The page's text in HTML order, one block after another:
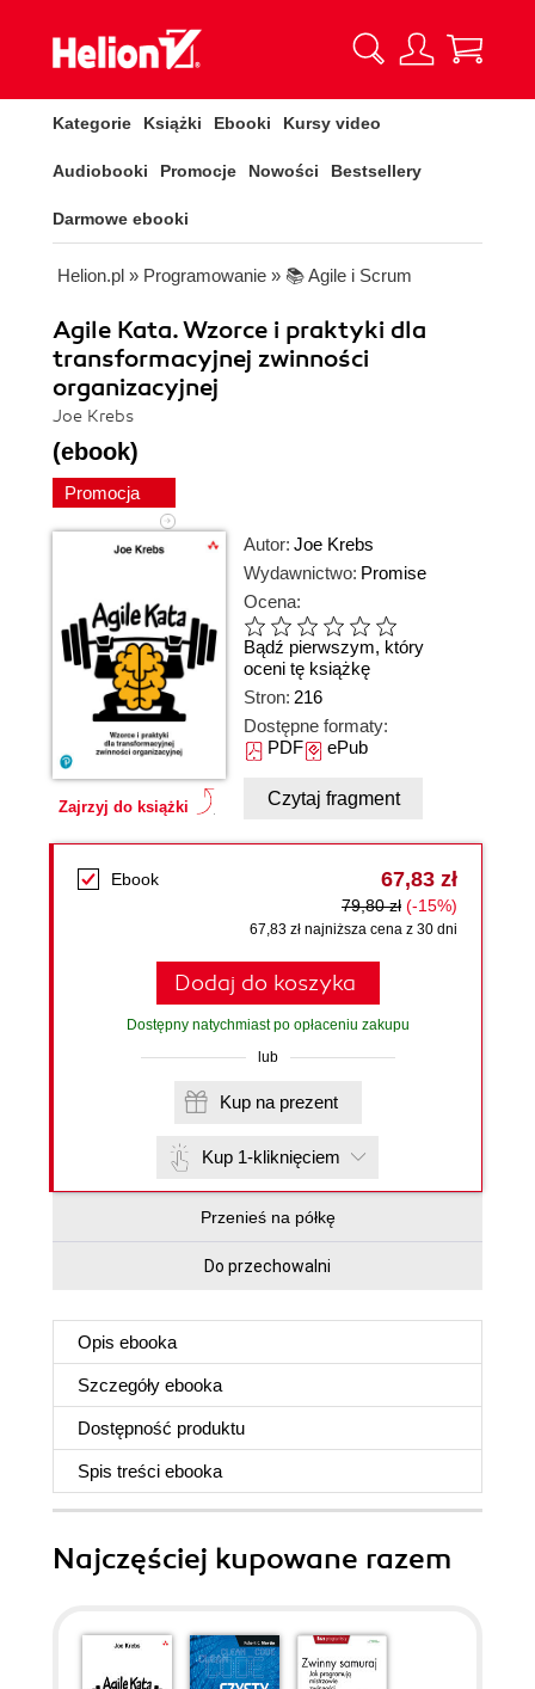
Kategorie Książki Ebooki Kursy video
Audiobooki Promocje Nowości Bestsellery
Darmowe ebooki
Helion.pl » Programowanie » 📚 Agile i Scrum
Agile Kata. Wzorce i praktyki dla
transformacyjnej zwinności
organizacyjnej
Joe Krebs
(ebook)
Promocja
Zajrzyj do książki
Autor: Joe Krebs
Wydawnictwo: Promise
Ocena:
Bądź pierwszym, który
oceni tę książkę
Stron: 216
Dostępne formaty:
PDFePub
Czytaj fragment
Ebook 67,83 zł
79,80 zł (-15%)
67,83 zł najniższa cena z 30 dni
Dodaj do koszyka
Dostępny natychmiast po opłaceniu zakupu
lub
Kup na prezent
Kup 1-kliknięciem
Przenieś na półkę
Do przechowalni
Opis ebooka
Szczegóły ebooka
Dostępność produktu
Spis treści ebooka
Najczęściej kupowane razem